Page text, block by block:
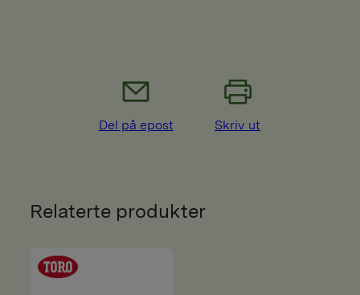
Del på epost Skriv ut
Relaterte produkter